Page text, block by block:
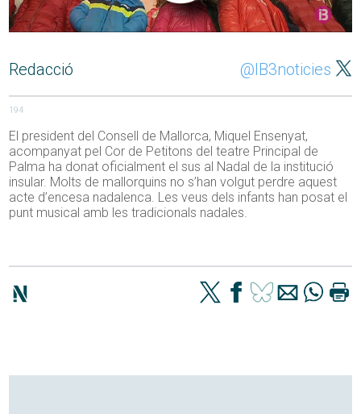
Redacció @IB3noticies
194
El president del Consell de Mallorca, Miquel Ensenyat,
acompanyat pel Cor de Petitons del teatre Principal de
Palma ha donat oficialment el sus al Nadal de la institució
insular. Molts de mallorquins no s’han volgut perdre aquest
acte d’encesa nadalenca. Les veus dels infants han posat el
punt musical amb les tradicionals nadales.